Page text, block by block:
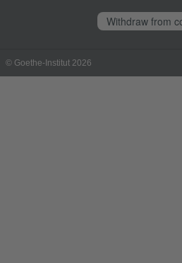
Withdraw from
© Goethe-Institut 2026